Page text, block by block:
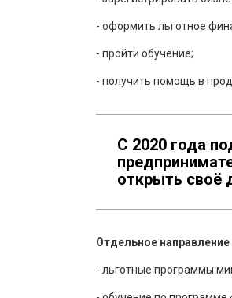
- оформить льготное
- пройти обучение;
- получить помощь в
С 2020 года
открыть своё
Отдельное
- льготные программы